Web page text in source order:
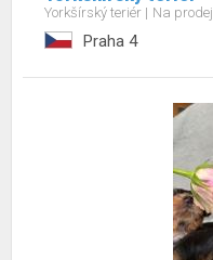
Yorkšírský teriér Na prodej
Praha 4